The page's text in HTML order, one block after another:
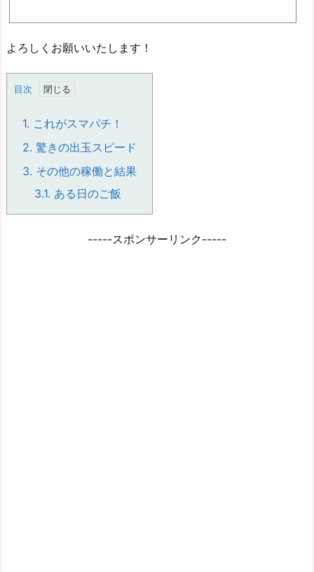
よろしくお願いいたします！
目次
1. これがスマパチ！
2. 驚きの出玉スピード
3. その他の稼働と結果
3.1. ある日のご飯
-----スポンサーリンク-----